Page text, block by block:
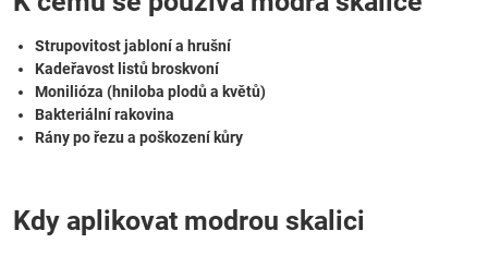
Strupovitost jabloní a hrušní
Kadeřavost listů broskvoní
Monilióza (hniloba plodů a květů)
Bakteriální rakovina
Rány po řezu a poškození kůry
Kdy aplikovat modrou skalici